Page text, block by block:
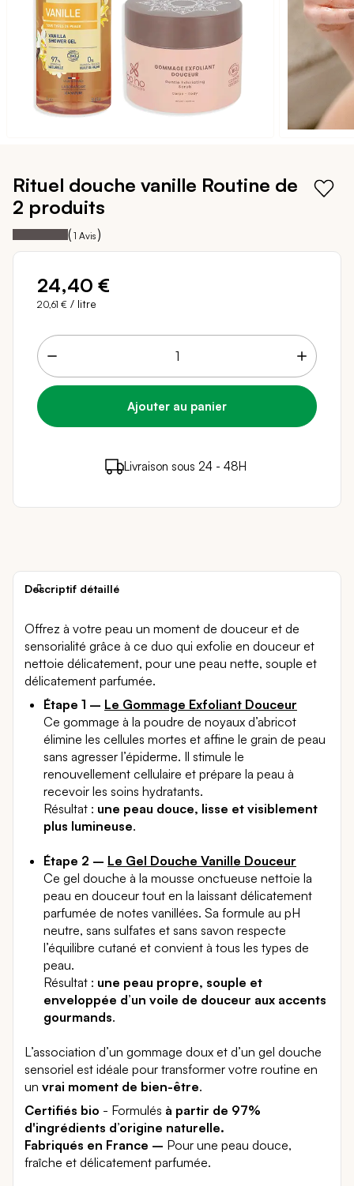
début
Galerie
d’images
Rituel douche vanille Routine de
2 produits
Notation: 100
% of 100
( 1 Avis )
24,40 €
20,61 € / litre
24 points de fidélité ( 0,48 €
en achetant ce
Livraison sous 24 - 48H
Paiement sécurisé
Descriptif détaillé
Offrez à votre peau un moment de douceur et de
sensorialité grâce à ce duo qui exfolie en douceur et
nettoie délicatement, pour une peau nette, souple et
délicatement parfumée.
Étape 1 – Le Gommage Exfoliant Douceur
Ce gommage à la poudre de noyaux d’abricot
élimine les cellules mortes et affine le grain de peau
sans agresser l’épiderme. Il stimule le
renouvellement cellulaire et prépare la peau à
recevoir les soins hydratants.
Résultat : une peau douce, lisse et visiblement
plus lumineuse.
Étape 2 – Le Gel Douche Vanille Douceur
Ce gel douche à la mousse onctueuse nettoie la
peau en douceur tout en la laissant délicatement
parfumée de notes vanillées. Sa formule au pH
neutre, sans sulfates et sans savon respecte
l’équilibre cutané et convient à tous les types de
peau.
Résultat : une peau propre, souple et
enveloppée d’un voile de douceur aux accents
gourmands.
L’association d’un gommage doux et d’un gel douche
sensoriel est idéale pour transformer votre routine en
un vrai moment de bien-être.
Certifiés bio - Formulés à partir de 97%
d'ingrédients d’origine naturelle.
Fabriqués en France – Pour une peau douce,
fraîche et délicatement parfumée.